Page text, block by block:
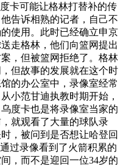
卡可能让格林打替补的传
告诉相熟的记者，自己不
使用。此时已经确立申京
走格林，他们向篮网提出
，但被篮网拒绝了。格林
但故事的发展就在这个时
的办公室中，录像室经常
小范甘迪执教时期开始，
度卡也是将录像室当家的
就观看了大量的球队录
，被问到是否想让哈登回
过录像看到了火箭积累的
，而不是迎回一位34岁的